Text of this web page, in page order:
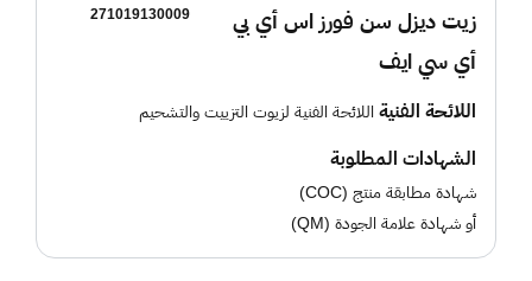
271019130009
زيت ديزل سن فورز اس أي بي
أي سي ايف
اللائحة الفنية اللائحة الفنية لزيوت التزييت والتشحيم
الشهادات المطلوبة
شهادة مطابقة منتج (COC)
أو شهادة علامة الجودة (QM)